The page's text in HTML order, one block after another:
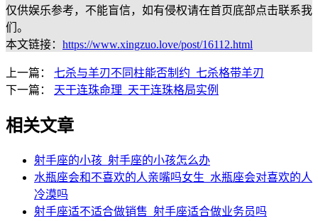
仅供娱乐参考，不能盲信，如有侵权请在首页底部点击联系我
们。
本文链接： https://www.xingzuo.love/post/16112.html
上一篇： 七杀与羊刃不同柱能否制约_七杀格带羊刃
下一篇： 天干连珠命理_天干连珠格局实例
相关文章
射手座的小孩_射手座的小孩怎么办
水瓶座会和不喜欢的人亲嘴吗女生_水瓶座会对喜欢的人
冷漠吗
射手座适不适合做销售_射手座适合做业务员吗